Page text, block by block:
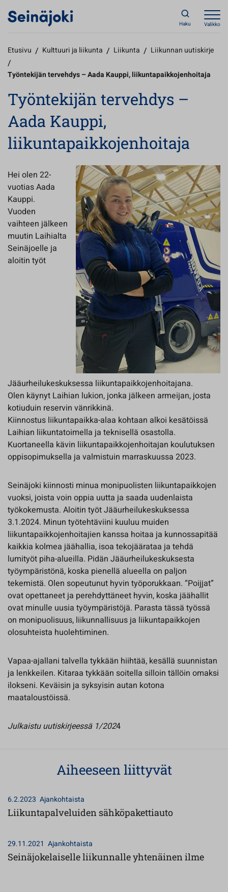
Haku Valikko
Etusivu / Kulttuuri ja liikunta / Liikunta / Liikunnan uutiskirje
/
Työntekijän tervehdys – Aada Kauppi, liikuntapaikkojenhoitaja
Työntekijän tervehdys –
Aada Kauppi,
liikuntapaikkojenhoitaja
Hei olen 22-
vuotias Aada
Kauppi.
Vuoden
vaihteen jälkeen
muutin Laihialta
Seinäjoelle ja
aloitin työt
Jääurheilukeskuksessa liikuntapaikkojenhoitajana.
Olen käynyt Laihian lukion, jonka jälkeen armeijan, josta
kotiuduin reservin vänrikkinä.
Kiinnostus liikuntapaikka-alaa kohtaan alkoi kesätöissä
Laihian liikuntatoimella ja teknisellä osastolla.
Kuortaneella kävin liikuntapaikkojenhoitajan koulutuksen
oppisopimuksella ja valmistuin marraskuussa 2023.
Seinäjoki kiinnosti minua monipuolisten liikuntapaikkojen
vuoksi, joista voin oppia uutta ja saada uudenlaista
työkokemusta. Aloitin työt Jääurheilukeskuksessa
3.1.2024. Minun työtehtäviini kuuluu muiden
liikuntapaikkojenhoitajien kanssa hoitaa ja kunnossapitää
kaikkia kolmea jäähallia, isoa tekojäärataa ja tehdä
lumityöt piha-alueilla. Pidän Jääurheilukeskuksesta
työympäristönä, koska pienellä alueella on paljon
tekemistä. Olen sopeutunut hyvin työporukkaan. “Poijjat”
ovat opettaneet ja perehdyttäneet hyvin, koska jäähallit
ovat minulle uusia työympäristöjä. Parasta tässä työssä
on monipuolisuus, liikunnallisuus ja liikuntapaikkojen
olosuhteista huolehtiminen.
Vapaa-ajallani talvella tykkään hiihtää, kesällä suunnistan
ja lenkkeilen. Kitaraa tykkään soitella silloin tällöin omaksi
ilokseni. Keväisin ja syksyisin autan kotona
maataloustöissä.
Julkaistu uutiskirjeessä 1/2024
Aiheeseen liittyvät
6.2.2023 Ajankohtaista
Liikuntapalveluiden sähköpakettiauto
29.11.2021 Ajankohtaista
Seinäjokelaiselle liikunnalle yhtenäinen ilme